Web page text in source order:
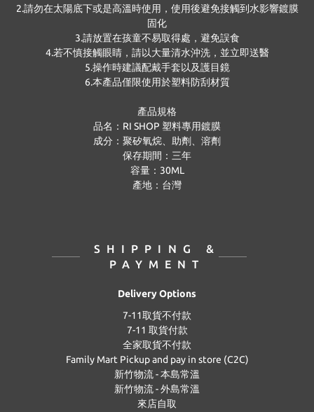
2.請勿在太陽底下或是高溫時使用，使用後避免接觸到水影響鍍膜
固化
3.請放置在孩童不易取得處，避免誤食
4.若不慎接觸眼睛，請以大量清水沖洗，並立即送醫
5.操作時建議配戴手套以及護目鏡
6.本產品僅限使用於塑料防刮材質
產品規格
品名：RI SHOP 塑料專用鍍膜
成分：聚矽氧烷、助劑、溶劑
保存期間：三年
容量：30ML
產地：台灣
SHIPPING &
PAYMENT
Delivery Options
7-11取貨不付款
7-11 取貨付款
全家取貨不付款
Family Mart Pickup and pay in store (C2C)
新竹物流 - 本島常溫
新竹物流 - 外島常溫
來店自取